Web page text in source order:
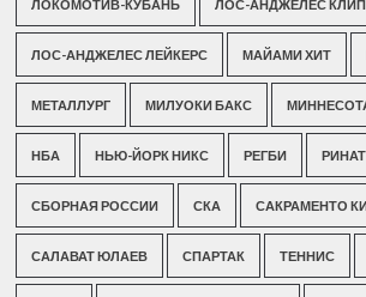
ЛОКОМОТИВ-КУБАНЬ ЛОС-АНДЖЕЛЕС
ЛОС-АНДЖЕЛЕС ЛЕЙКЕРС МАЙАМИ ХИТ
МЕТАЛЛУРГ МИЛУОКИ БАКС
НБА НЬЮ-ЙОРК НИКС РЕГБИ
СБОРНАЯ РОССИИ СКА САКРАМЕНТО
САЛАВАТ ЮЛАЕВ СПАРТАК ТЕННИС